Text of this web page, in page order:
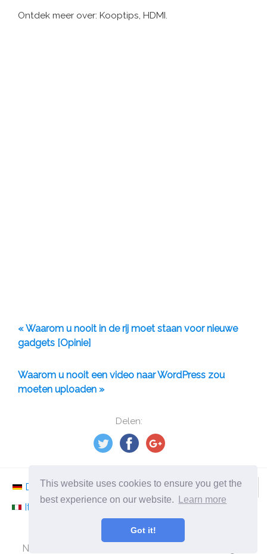
This website uses cookies to ensure you get the
best experience on our website.
Learn more
Got it!
Delen:
Ontdek meer over: Kooptips, HDMI.
« Waarom u nooit in de rij moet staan ​​voor nieuwe
gadgets [Opinie]
Waarom u nooit een video naar WordPress zou
moeten uploaden »
Deutsch Nederlands Svenska
Norsk
Italiano
Español Românesc
nl.ephesossoftware.com
Nieuws uit de wereld van de moderne technologie!